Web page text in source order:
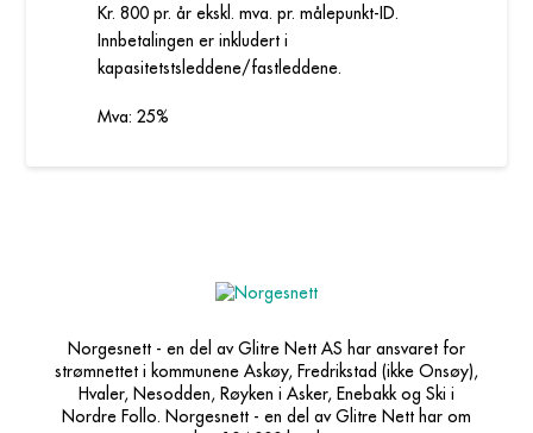
Kr. 800 pr. år ekskl. mva. pr. målepunkt-ID.
Innbetalingen er inkludert i
kapasitetstsleddene/fastleddene.
Mva: 25%
Norgesnett - en del av Glitre Nett AS har ansvaret for
strømnettet i kommunene Askøy, Fredrikstad (ikke Onsøy),
Hvaler, Nesodden, Røyken i Asker, Enebakk og Ski i
Nordre Follo. Norgesnett - en del av Glitre Nett har om